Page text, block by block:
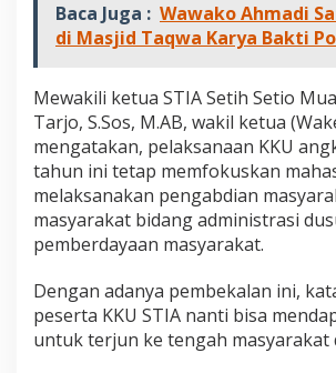
K
U
h
u
n
2
0
1
8
Baca Juga : Wawako Ahmadi
di Masjid Taqwa Karya Bakti
Mewakili ketua STIA Setih Setio
Tarjo, S.Sos, M.AB, wakil ketua
mengatakan, pelaksanaan KKU
tahun ini tetap memfokuskan
melaksanakan pengabdian
masyarakat bidang administrasi
pemberdayaan masyarakat.
Dengan adanya pembekalan ini,
peserta KKU STIA nanti bisa
untuk terjun ke tengah masyarakat